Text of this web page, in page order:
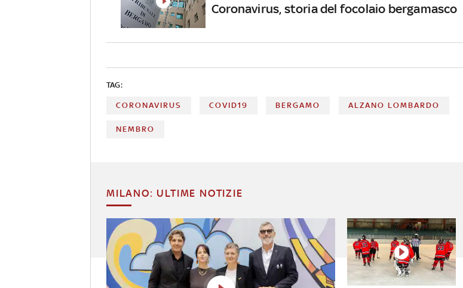
Coronavirus, storia del focolaio bergamasco
TAG:
CORONAVIRUS COVID19 BERGAMO ALZANO LOMBARDO
NEMBRO
MILANO: ULTIME NOTIZIE